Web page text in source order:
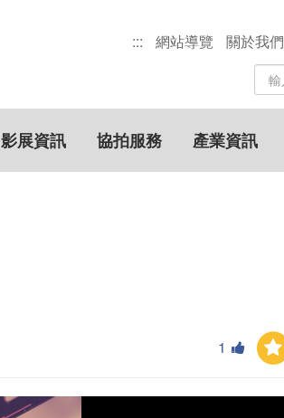
::: 網站導覽 關於我們
站
內
搜
尋
關
鍵
影展資訊 協拍服務 產業資訊
1